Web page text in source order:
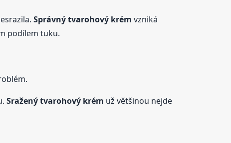
Správný tvarohový krém vzniká
podílem tuku.
Sražený tvarohový krém už většinou nejde